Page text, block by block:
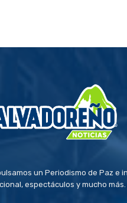
un Periodismo de Paz e
espectáculos y mucho más.